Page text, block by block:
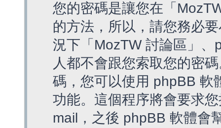
您的密碼是讓您在「
的方法，所以，請您務必
況下「MozTW 討論區」
人都不會跟您索取您的密
碼，您可以使用 phpBB 軟
功能。這個程序將會要求
mail，之後 phpBB 軟體會